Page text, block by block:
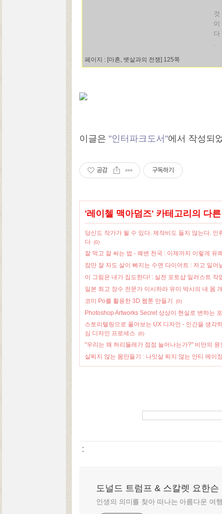
것
이
다
.
페이지 : [마흔, 뱃살과의 전쟁] 125쪽
이글은 "인터파크도서"에서 작성되
공감 구독하기
'레이첼 맥아덤즈' 카테고리의 다
당신도 작가가 될 수 있다. 제작비도 들지 않는다.
다 (0)
잘 먹고 잘 싸는 법 - 쾌변 천국 : 이제까지 이렇게
잠만 잘 자도 살이 빠지는 수면 다이어트 : 자고 일어
이 그림은 내가 집도한다! : 실전 포토샵 일러스트 작
일본 최고 장수 전문가 이시하라 유미 박사의 내 몸
코미 Po를 활용한 3D 웹툰 만들기
(0)
Photoshop Artworks Secret 상상이 현실로 변하는
스토리텔링으로 풀어보는 UX 디자인 - 인간을 생각
심 디자인 프로세스
(0)
"우리는 왜 허리둘레가 점점 늘어나는가?" 비만의
살찌지 않는 몸만들기 : 나잇살 찌지 않는 안티 에이
:
도널드 트럼프 & 스칼렛 요한슨
인생의 의미를 찾아 떠나는 아름다운 여